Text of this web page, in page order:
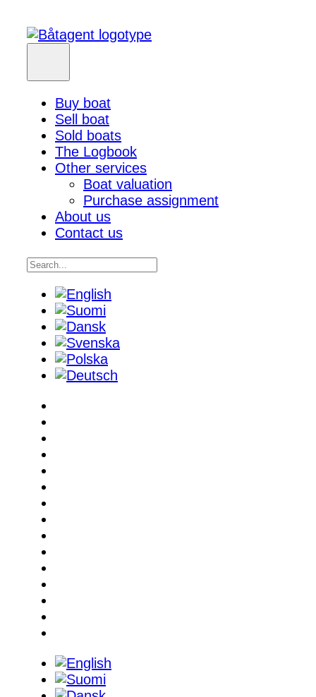
Buy boat
Sell boat
Sold boats
The Logbook
Other services
Boat valuation
Purchase assignment
About us
Contact us